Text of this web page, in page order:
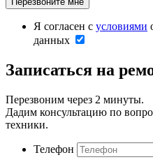
Я согласен с условиями
данных
Записаться на
Перезвоним через 2 минуты.
Дадим консультацию по
техники.
Телефон